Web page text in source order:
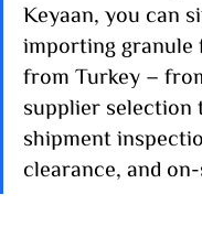
Keyaan, you can
importing granule
from Turkey –
supplier
shipment
clearance, and